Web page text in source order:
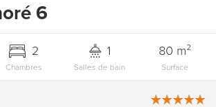
6
Chambres
2
Salles de bain
1
Surface
80 m²